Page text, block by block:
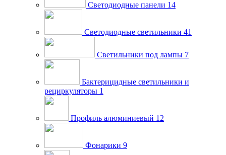
Светодиодные панели 14
Светодиодные светильники 41
Светильники под лампы 7
Бактерицидные светильники и
рециркуляторы 1
Профиль алюминиевый 12
Фонарики 9